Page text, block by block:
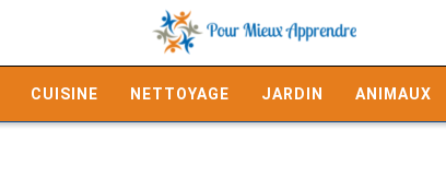
CUISINE NETTOYAGE JARDIN ANIMAUX